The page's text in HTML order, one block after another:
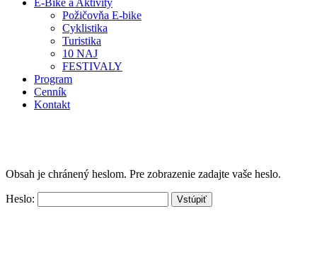
E-Bike a Aktivity
Požičovňa E-bike
Cyklistika
Turistika
10 NAJ
FESTIVALY
Program
Cenník
Kontakt
Obsah je chránený heslom. Pre zobrazenie zadajte vaše heslo.
Heslo: